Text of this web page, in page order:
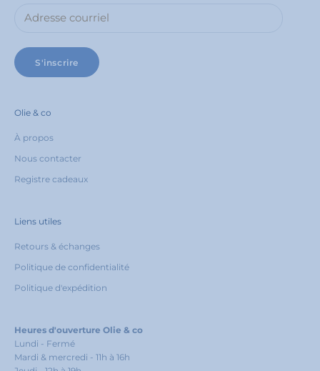
S'inscrire
Olie & co
À propos
Nous contacter
Registre cadeaux
Liens utiles
Retours & échanges
Politique de confidentialité
Politique d'expédition
Heures d'ouverture Olie & co
Lundi - Fermé
Mardi & mercredi - 11h à 16h